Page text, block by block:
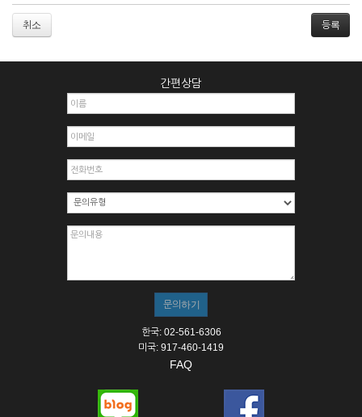
거절하거나 취소할 수 있으며, 실명으로 등록하지 않은 자의 일
2. 개인정보를 허위로 기재하여 신청할 경우
3. 경쟁 관게에 있는 이용자가 신청할 경우
4. 타인의 서비스 이용을 방해하거나, 정보를 도용한 경우
6. 이용자가 영업활동 또는 부정한 용도로 본 서비스를 이용할
7. 회사의 정보를 사전 승낙 없이 전재, 변조, 복사하여 이용하
8. 기타 회사가 정한 제반 사항을 위반하며 신청하는 경우
제5조 (서비스의 이용 및 중지)
② 시스템 점검, 교체 및 고장, 기술적인 이유, 국가비상사태, 정
스가 불가능할 경우 회사는 사전 공지나 예고 없이 서비스의 전
부 또는 일부를 일시적 또는 영구적으로 중지할 수 있습니다.
③ 기타 회사는 서비스를 제공할 수 없는 합당한 사유가 발생한
④ 회사는 제 2항 및 제 3항의 사유로 서비스의 제공이 일시적
여 배상하지 않습니다.
취소
간편상담
한국: 02-561-6306
미국: 917-460-1419
FAQ